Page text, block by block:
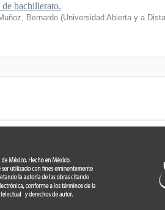
de bachillerato.
Bernardo (Universidad Abierta y a